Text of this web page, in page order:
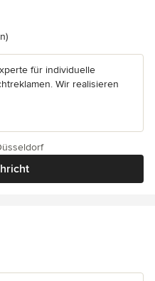
5 Sternen
für individuelle
Wir realisieren
5 Sternen